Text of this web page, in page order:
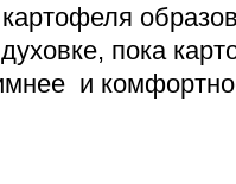
картофеля
пока
и